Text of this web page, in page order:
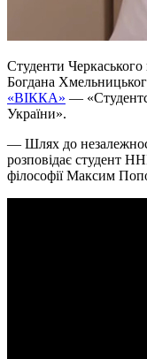
Студенти Черкаського
Богдана
«ВІККА» —
України».
— Шлях до
розповідає студент
філософії Максим